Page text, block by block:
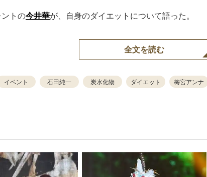
トの今井華が、自身のダイエットについて語った。
全文を読む
イベント 石田純一 炭水化物 ダイエット 梅宮アンナ